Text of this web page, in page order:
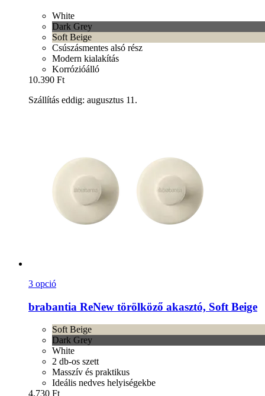
White
Dark Grey
Soft Beige
Csúszásmentes alsó rész
Modern kialakítás
Korrózióálló
10.390 Ft
Szállítás eddig: augusztus 11.
3 opció
brabantia ReNew törölköző akasztó, Soft Beige
Soft Beige
Dark Grey
White
2 db-os szett
Masszív és praktikus
Ideális nedves helyiségekbe
4.730 Ft